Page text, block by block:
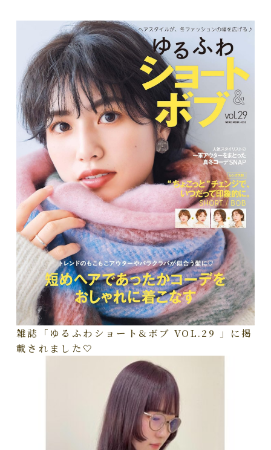
雑誌「ゆるふわショート&ボブ VOL.29 」に掲
載されました🤍